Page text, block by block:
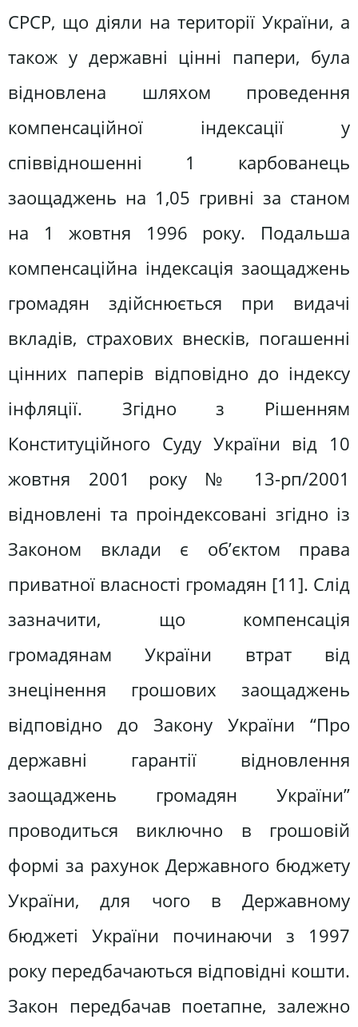
СРСР, що діяли на території України, а
також у державні цінні папери, була
відновлена шляхом проведення
компенсаційної індексації у
співвідношенні 1 карбованець
заощаджень на 1,05 гривні за станом
на 1 жовтня 1996 року. Подальша
компенсаційна індексація заощаджень
громадян здійснюється при видачі
вкладів, страхових внесків, погашенні
цінних паперів відповідно до індексу
інфляції. Згідно з Рішенням
Конституційного Суду України від 10
жовтня 2001 року № 13-рп/2001
відновлені та проіндексовані згідно із
Законом вклади є об’єктом права
приватної власності громадян [11]. Слід
зазначити, що компенсація
громадянам України втрат від
знецінення грошових заощаджень
відповідно до Закону України “Про
державні гарантії відновлення
заощаджень громадян України”
проводиться виключно в грошовій
формі за рахунок Державного бюджету
України, для чого в Державному
бюджеті України починаючи з 1997
року передбачаються відповідні кошти.
Закон передбачав поетапне, залежно